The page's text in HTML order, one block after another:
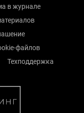
в журнале
файлов
Техподдержка